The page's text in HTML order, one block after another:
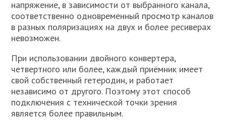
напряжение, в зависимости от выбранного канала,
соответственно одновременный просмотр каналов
в разных поляризациях на двух и более ресиверах
невозможен.
При использовании двойного конвертера,
четвертного или более, каждый приёмник имеет
свой собственный гетеродин, и работает
независимо от другого. Поэтому этот способ
подключения с технической точки зрения
является более правильным.